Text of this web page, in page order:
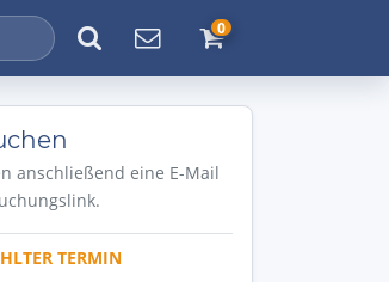
0
anschließend eine E-Mail
TERMIN